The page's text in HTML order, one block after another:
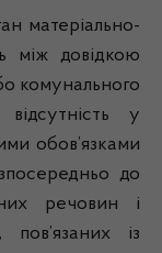
між довідкою
комунального
у
обов’язками
до
речовин і
пов’язаних із